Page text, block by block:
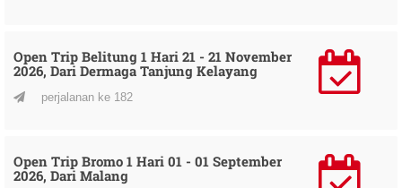
Open Trip Belitung 1 Hari 21 - 21 November
2026, Dari Dermaga Tanjung Kelayang
perjalanan ke 182
Open Trip Bromo 1 Hari 01 - 01 September
2026, Dari Malang